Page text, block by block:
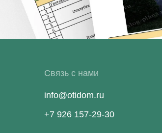
Связь с нами
info@otidom.ru
+7 926 157-29-30